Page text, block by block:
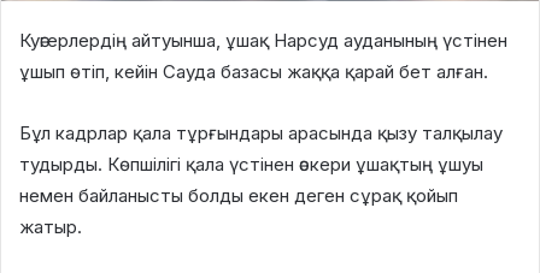
Куәгерлердің айтуынша, ұшақ Нарсуд ауданының үстінен
ұшып өтіп, кейін Сауда базасы жаққа қарай бет алған.
Бұл кадрлар қала тұрғындары арасында қызу талқылау
тудырды. Көпшілігі қала үстінен әскери ұшақтың ұшуы
немен байланысты болды екен деген сұрақ қойып
жатыр.